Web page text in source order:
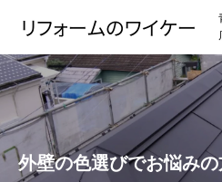
ホーム
浴槽塗装
３つのこだわり
外壁の色選びでお悩み